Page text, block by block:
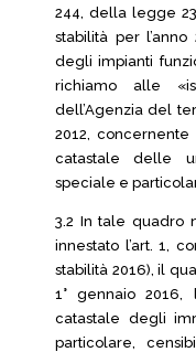
244, della legge
stabilità per
degli impianti
richiamo alle
dell’Agenzia del
2012,
catastale delle
speciale e
3.2 In tale quadro
innestato l’art. 1,
stabilità 2016), il
1° gennaio
catastale degli
particolare,